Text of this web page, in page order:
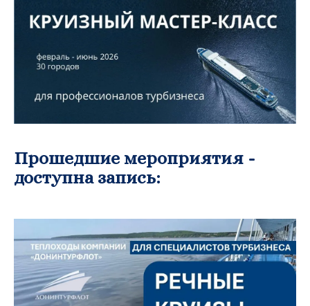
Прошедшие мероприятия -
доступна запись: